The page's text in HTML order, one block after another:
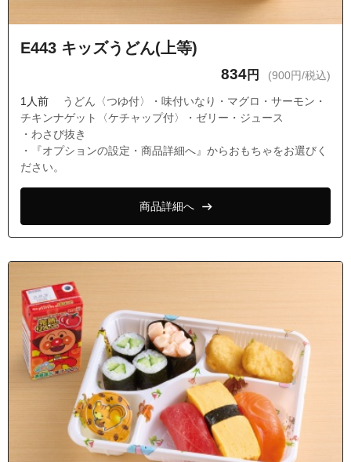
E443 キッズうどん(上等)
834円 (900円/税込)
1人前
うどん〈つゆ付〉・味付いなり・マグロ・サーモン・
チキンナゲット〈ケチャップ付〉・ゼリー・ジュース
・わさび抜き
・『オプションの設定・商品詳細へ』からおもちゃをお選びく
ださい。
商品詳細へ